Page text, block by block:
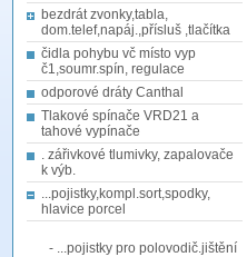
bezdrát zvonky,tabla,
dom.telef,napáj.,přísluš ,tlačítka
čidla pohybu vč místo vyp
č1,soumr.spín, regulace
odporové dráty Canthal
Tlakové spínače VRD21 a
tahové vypínače
. zářivkové tlumivky, zapalovače
k výb.
...pojistky,kompl.sort,spodky,
hlavice porcel
- ...pojistky pro polovodič.jištění